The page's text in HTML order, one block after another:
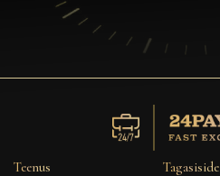
Teenus
Tagasiside